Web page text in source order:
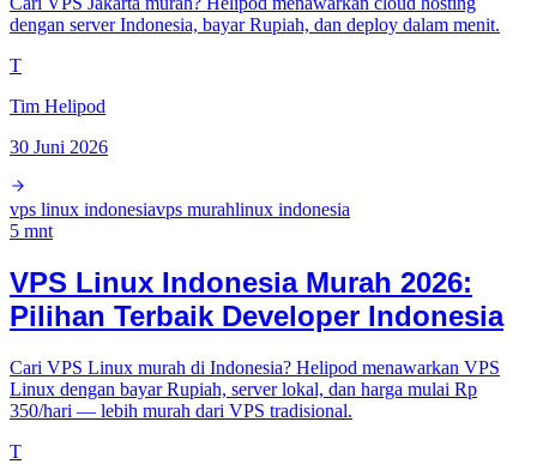
dengan server Indonesia, bayar Rupiah, dan deploy dalam menit.
T
Tim Helipod
30 Juni 2026
vps linux indonesiavps murahlinux indonesia
5 mnt
VPS Linux Indonesia Murah 2026:
Pilihan Terbaik Developer Indonesia
Cari VPS Linux murah di Indonesia? Helipod menawarkan VPS
Linux dengan bayar Rupiah, server lokal, dan harga mulai Rp
350/hari — lebih murah dari VPS tradisional.
T